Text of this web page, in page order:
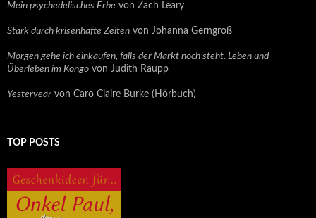
Mein psychedelisches Erbe von Zach Leary
Stark durch krisenhafte Zeiten von Johanna Gerngroß
Morgen gehe ich einkaufen, falls der Markt noch steht. Leben und
Überleben im Kongo von Judith Raupp
Yesteryear von Caro Claire Burke (Hörbuch)
TOP POSTS